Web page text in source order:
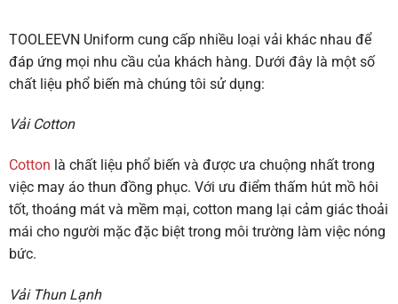
TOOLEEVN Uniform cung cấp nhiều loại vải khác nhau để
đáp ứng mọi nhu cầu của khách hàng. Dưới đây là một số
chất liệu phổ biến mà chúng tôi sử dụng:
Vải Cotton
Cotton là chất liệu phổ biến và được ưa chuộng nhất trong
việc may áo thun đồng phục. Với ưu điểm thấm hút mồ hôi
tốt, thoáng mát và mềm mại, cotton mang lại cảm giác thoải
mái cho người mặc đặc biệt trong môi trường làm việc nóng
bức.
Vải Thun Lạnh